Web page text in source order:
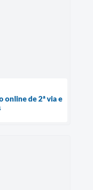
online de 2ª via e